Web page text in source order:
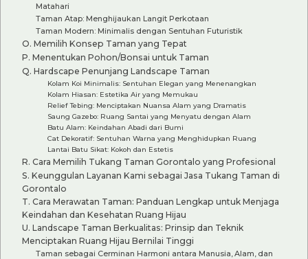
Matahari
Taman Atap: Menghijaukan Langit Perkotaan
Taman Modern: Minimalis dengan Sentuhan Futuristik
O. Memilih Konsep Taman yang Tepat
P. Menentukan Pohon/Bonsai untuk Taman
Q. Hardscape Penunjang Landscape Taman
Kolam Koi Minimalis: Sentuhan Elegan yang Menenangkan
Kolam Hiasan: Estetika Air yang Memukau
Relief Tebing: Menciptakan Nuansa Alam yang Dramatis
Saung Gazebo: Ruang Santai yang Menyatu dengan Alam
Batu Alam: Keindahan Abadi dari Bumi
Cat Dekoratif: Sentuhan Warna yang Menghidupkan Ruang
Lantai Batu Sikat: Kokoh dan Estetis
R. Cara Memilih Tukang Taman Gorontalo yang Profesional
S. Keunggulan Layanan Kami sebagai Jasa Tukang Taman di
Gorontalo
T. Cara Merawatan Taman: Panduan Lengkap untuk Menjaga
Keindahan dan Kesehatan Ruang Hijau
U. Landscape Taman Berkualitas: Prinsip dan Teknik
Menciptakan Ruang Hijau Bernilai Tinggi
Taman sebagai Cerminan Harmoni antara Manusia, Alam, dan